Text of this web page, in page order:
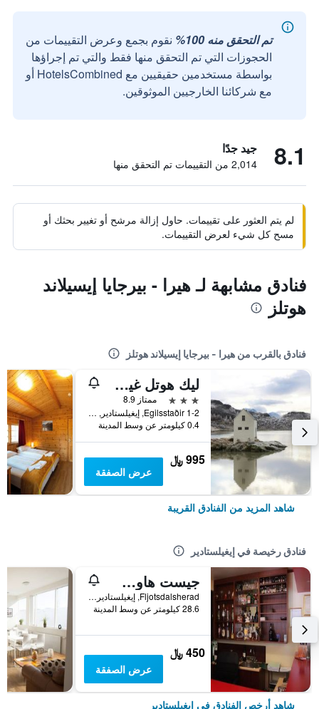
تم التحقق منه 100%
نقوم بجمع وعرض التقييمات من
الحجوزات التي تم التحقق منها فقط والتي تم إجراؤها
بواسطة مستخدمين حقيقيين مع HotelsCombined أو
مع شركائنا الخارجيين الموثوقين.
8.1 جيد جدًا
2,014 من التقييمات تم التحقق منها
لم يتم العثور على تقييمات. حاول إزالة مرشح أو تغيير بحثك أو
مسح كل شيء لعرض التقييمات.
فنادق مشابهة لـ هيرا - بيرجايا إيسيلاند
هوتلز
فنادق بالقرب من هيرا - بيرجايا إيسيلاند هوتلز
ليك هوتل غيستيهوسيد إغيلستادير
3 نجوم
ممتاز 8.9
Egilsstaðir 1-2, إيغيلستادير, أيسلندا
0.4 كيلومتر عن وسط المدينة
995 ﷼
عرض الصفقة
شاهد المزيد من الفنادق القريبة
فنادق رخيصة في إيغيلستادير
جيست هاوس سفارتيسكوجور ايغلستادير
Fljotsdalsherad, إيغيلستادير, أيسلندا
28.6 كيلومتر عن وسط المدينة
450 ﷼
عرض الصفقة
شاهد أرخص الفنادق في إيغيلستادير